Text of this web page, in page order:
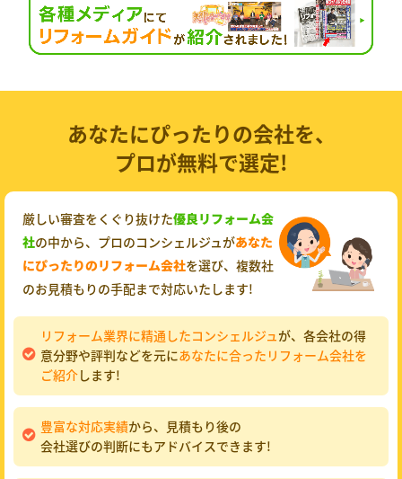
あなたにぴったりの会社を、
プロが無料で選定!
厳しい審査をくぐり抜けた優良リフォーム会
社の中から、プロのコンシェルジュがあなた
にぴったりのリフォーム会社を選び、複数社
のお見積もりの手配まで対応いたします!
リフォーム業界に精通したコンシェルジュが、各会社の得
意分野や評判などを元にあなたに合ったリフォーム会社を
ご紹介します!
豊富な対応実績から、見積もり後の
会社選びの判断にもアドバイスできます!